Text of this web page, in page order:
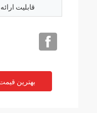
قابلیت ارائه
بهترین